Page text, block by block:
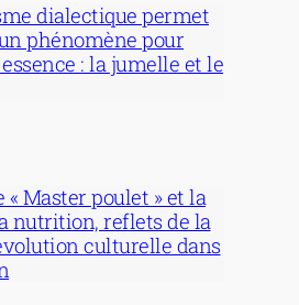
dialectique permet
phénomène pour
: la jumelle et le
Master poulet » et la
nutrition, reflets de la
culturelle dans